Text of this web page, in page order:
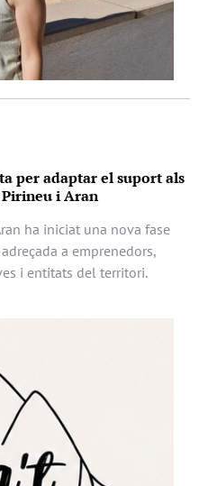
per adaptar el suport als
Pirineu i Aran
ha iniciat una nova fase
a emprenedors,
i entitats del territori.